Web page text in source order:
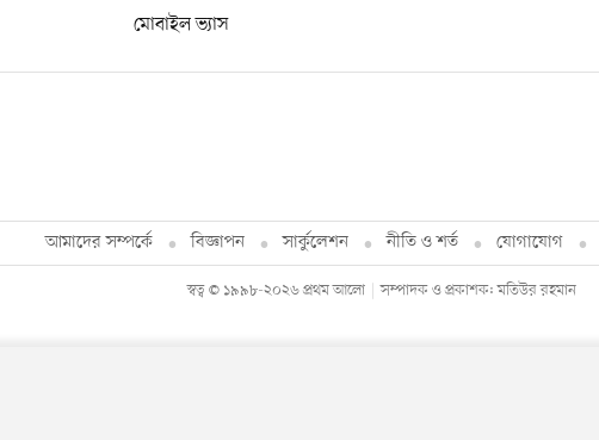
মোবাইল ভ্যাস
আমাদের সম্পর্কে বিজ্ঞাপন সার্কুলেশন নীতি ও শর্ত যোগাযোগ
স্বত্ব © ১৯৯৮-২০২৬ প্রথম আলো সম্পাদক ও প্রকাশক: মতিউর রহমান